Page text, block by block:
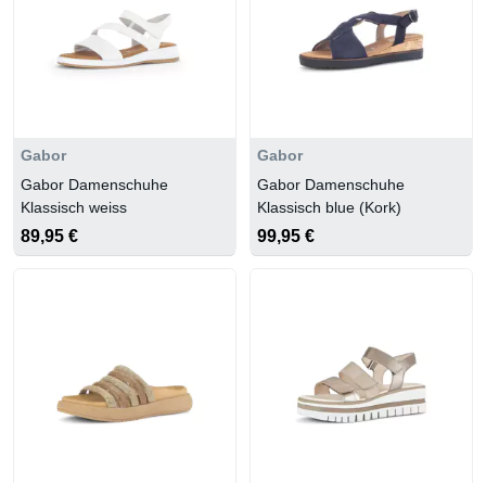
Gabor
Gabor Damenschuhe
Klassisch weiss
89,95 €
Gabor
Gabor Damenschuhe
Klassisch blue (Kork)
99,95 €